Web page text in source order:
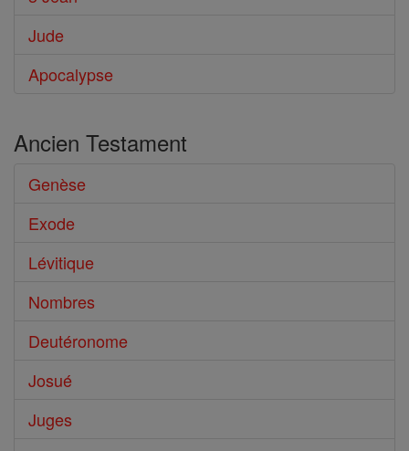
Jude
Apocalypse
Ancien Testament
Genèse
Exode
Lévitique
Nombres
Deutéronome
Josué
Juges